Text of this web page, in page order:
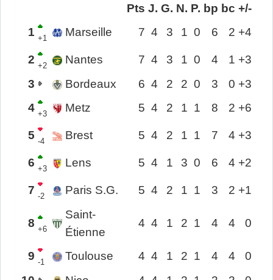
Pts J. G. N. P. bp bc +/-
1 +1 Marseille 7 4 3 1 0 6 2 +4
2 +2 Nantes 7 4 3 1 0 4 1 +3
3
Bordeaux 6 4 2 2 0 3 0 +3
4 +3 Metz 5 4 2 1 1 8 2 +6
5 -4 Brest 5 4 2 1 1 7 4 +3
6 +3 Lens 5 4 1 3 0 6 4 +2
7 -2 Paris S.G. 5 4 2 1 1 3 2 +1
8 +6
Saint-
Étienne
4 4 1 2 1 4 4 0
9 -1 Toulouse 4 4 1 2 1 4 4
0